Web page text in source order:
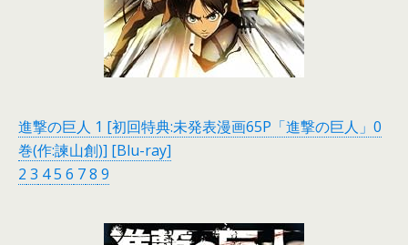
進撃の巨人 1 [初回特典:未発表漫画65P「進撃の巨人」0
巻(作:諫山創)] [Blu-ray]
2 3 45 6 78 9